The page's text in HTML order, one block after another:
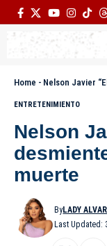
Home - Nelson Javier
ENTRETENIMIENTO
Nelson
muerte
Last Updated:
ByLADY